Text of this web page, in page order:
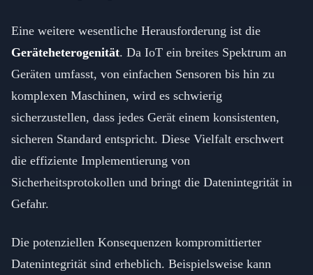
Eine weitere wesentliche Herausforderung ist die
Geräteheterogenität. Da IoT ein breites Spektrum an
Geräten umfasst, von einfachen Sensoren bis hin zu
komplexen Maschinen, wird es schwierig
sicherzustellen, dass jedes Gerät einem konsistenten,
sicheren Standard entspricht. Diese Vielfalt erschwert
die effiziente Implementierung von
Sicherheitsprotokollen und bringt die Datenintegrität in
Gefahr.
Die potenziellen Konsequenzen kompromittierter
Datenintegrität sind erheblich. Beispielsweise kann